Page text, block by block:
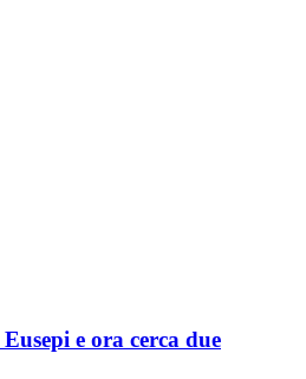
e ora cerca due